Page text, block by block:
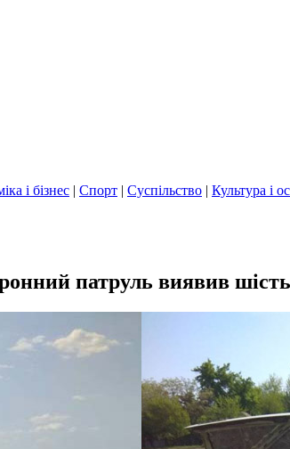
і бізнес | Спорт | Суспільство | Культура і
патруль виявив